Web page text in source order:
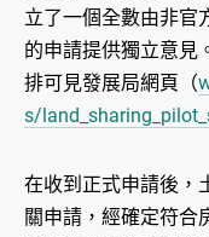
立了一個全數由非官
的申請提供獨立意見
排可見發展局網頁（
s/
在收到正式申請後，
關申請，經確定符合